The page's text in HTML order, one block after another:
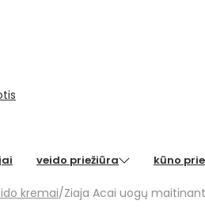
veido priežiūra kūno
kremai/Ziaja Acai uogų